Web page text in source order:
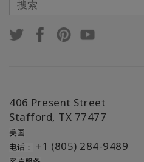
406 Present Street
Stafford, TX 77477
美国
电话：
+1 (805) 284-9489